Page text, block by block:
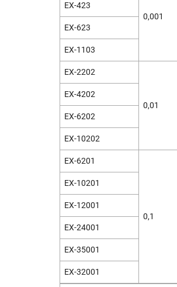
0,001
EX-423
EX-623
EX-1103
EX-2202
0,01
EX-4202
EX-6202
EX-10202
EX-6201
0,1
EX-10201
EX-12001
EX-24001
EX-35001
EX-32001